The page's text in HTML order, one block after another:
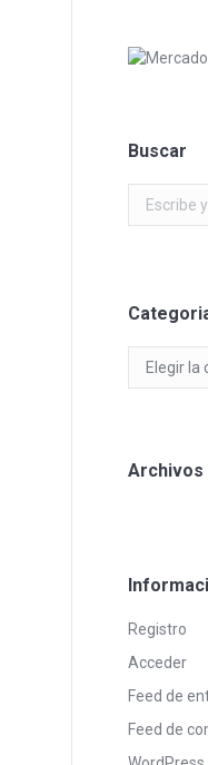
Buscar
Blog
Archivos
Registro
Acceder
Feed de
Feed de